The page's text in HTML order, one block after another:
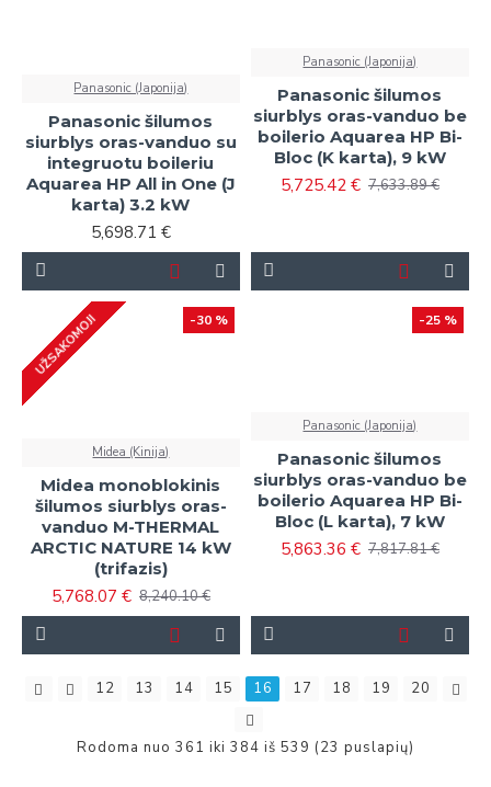
Panasonic (Japonija)
Panasonic šilumos
siurblys oras-vanduo su
integruotu boileriu
Aquarea HP All in One (J
karta) 3.2 kW
5,698.71 €
Panasonic (Japonija)
Panasonic šilumos
siurblys oras-vanduo be
boilerio Aquarea HP Bi-
Bloc (K karta), 9 kW
5,725.42 € 7,633.89 €
-30 %
UŽSAKOMOJI
Midea (Kinija)
Midea monoblokinis
šilumos siurblys oras-
vanduo M-THERMAL
ARCTIC NATURE 14 kW
(trifazis)
5,768.07 € 8,240.10 €
-25 %
Panasonic (Japonija)
Panasonic šilumos
siurblys oras-vanduo be
boilerio Aquarea HP Bi-
Bloc (L karta), 7 kW
5,863.36 € 7,817.81 €
12 13 14 15 16 17 18 19 20
Rodoma nuo 361 iki 384 iš 539 (23 puslapių)